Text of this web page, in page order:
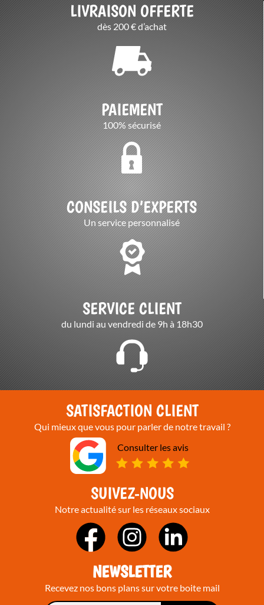
LIVRAISON OFFERTE
dès 200 € d’achat
PAIEMENT
100% sécurisé
CONSEILS D’EXPERTS
Un service personnalisé
SERVICE CLIENT
du lundi au vendredi de 9h à 18h30
SATISFACTION CLIENT
Qui mieux que vous pour parler de notre travail ?
Consulter les avis
SUIVEZ-NOUS
Notre actualité sur les réseaux sociaux
NEWSLETTER
Recevez nos bons plans sur votre boite mail